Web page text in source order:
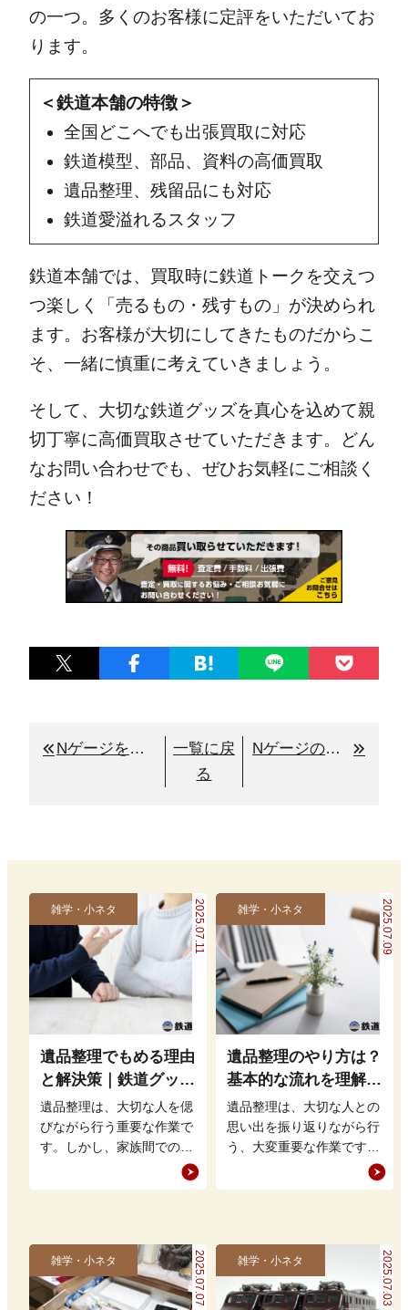
の一つ。多くのお客様に定評をいただいてお
ります。
＜鉄道本舗の特徴＞
全国どこへでも出張買取に対応
鉄道模型、部品、資料の高価買取
遺品整理、残留品にも対応
鉄道愛溢れるスタッフ
鉄道本舗では、買取時に鉄道トークを交えつ
つ楽しく「売るもの・残すもの」が決められ
ます。お客様が大切にしてきたものだからこ
そ、一緒に慎重に考えていきましょう。
そして、大切な鉄道グッズを真心を込めて親
切丁寧に高価買取させていただきます。どん
なお問い合わせでも、ぜひお気軽にご相談く
ださい！
Nゲージを安く買う方法は？実店舗やネットなどでの買い方のポイント
一覧に戻
る
Nゲージの対象は何歳から？始める際の注意点と準備するべきもの
2025.07.11
雑学・小ネタ
遺品整理でもめる理由
と解決策｜鉄道グッズ
の整理方法もアドバイ
ス
遺品整理は、大切な人を偲
びながら行う重要な作業で
す。しかし、家族間での意
見の相違や思い出の品をど
う扱うかという問題から、
2025.07.09
雑学・小ネタ
遺品整理のやり方は？
基本的な流れを理解し
て買取・処分をスムー
ズに進めよう
遺品整理は、大切な人との
思い出を振り返りながら行
う、大変重要な作業です。
しかし、どこから手をつけ
れば良いのかやり方が分か
2025.07.07
雑学・小ネタ 2025.07.03
雑学・小ネタ